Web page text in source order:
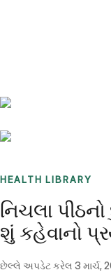
HEALTH LIBRARY
નિચલા
શું કહેવાનો
છેલ્લે અપડેટ કરેલ 3 માર્ચ,